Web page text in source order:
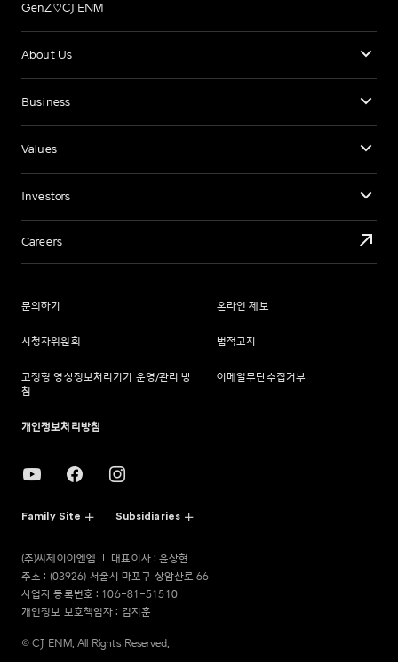
GenZ♡CJ ENM
About Us
Business
Values
Investors
Careers
문의하기 온라인 제보
시청자위원회 법적고지
고정형 영상정보처리기기 운영/관리 방
침
이메일무단수집거부
개인정보처리방침
Family Site Subsidiaries
(주)씨제이이엔엠
대표이사 : 윤상현
주소 : (03926) 서울시 마포구 상암산로 66
사업자 등록번호 : 106-81-51510
개인정보 보호책임자 : 김지훈
© CJ ENM. All Rights Reserved.